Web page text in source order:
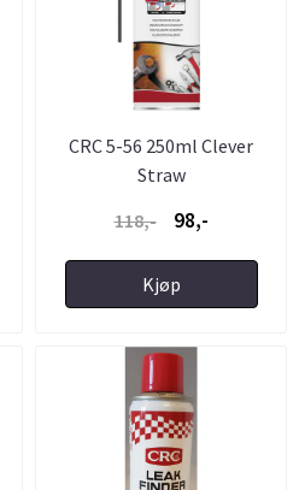
CRC 5-56 250ml Clever
Straw
118,-
98,-
Kjøp